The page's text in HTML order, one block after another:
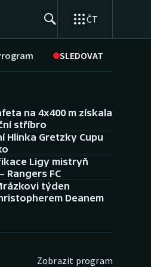
ČT
SLEDOVAT
na 4x400 m získala
stříbro
Hlinka Gretzky Cupu
Ligy mistryň
Rangers FC
týden
Deanem
Zobrazit program